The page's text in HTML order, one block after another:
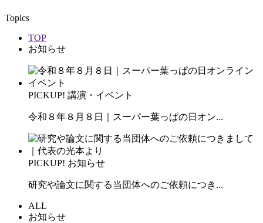
Topics
TOP
お知らせ
PICKUP! 講演・イベント
令和８年８月８日｜スーパー葉っぱの日オン...
PICKUP! お知らせ
研究や論文に関する当団体へのご依頼につき...
ALL
お知らせ